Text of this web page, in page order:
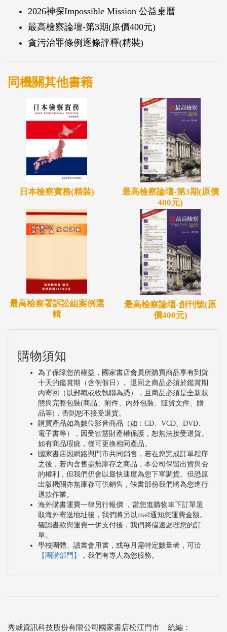
2026神探Impossible Mission 公益桌曆
最高檢察論壇-第3期(原價400元)
貪污治罪條例逐條評釋(精裝)
同機關其他書籍
日本檢察實務(精裝)
最高檢察論壇-第3期(原價
400元)
最高檢察署訴訟組案例選
輯
最高檢察論壇-創刊號(原
價400元)
購物須知
為了保障您的權益，國家書店會員所購買商品享有到貨
十天的鑑賞期（含例假日）。退回之商品必須於鑑賞期
內寄回（以郵戳或收執聯為憑），且商品必須是全新狀
態與完整包裝(商品、附件、內外包裝、隨貨文件、贈
品等)，否則恕不接受退貨。
購買產品如為數位影音商品（如：CD、VCD、DVD、
電子書等），因受智慧財產權保護，恕無法接受退貨。
如有商品瑕疵，僅可更換相同產品。
國家書店因網路與門市共同銷售，若在您完成訂單程序
之後，若內含售盡無庫存之商品，本公司保留出貨與否
的權利，但我們仍會以最快速度為您下單調貨。但恐原
出版機關亦無庫存可供銷售，缺書部份我們將為您進行
退款作業。
海外購書運費一律另行報價 ，當您進購物車下訂單選
取海外寄送地址後，我們將另以mail通知您運費金額。
確認書款與運費一併支付後，我們將儘速處理您的訂
單。
學校團體、讀書會用書，或每月需特定數量者，可洽
【團購部門】
，我們有專人為您服務。
秀威資訊科技股份有限公司國家書店松江門市 統編：